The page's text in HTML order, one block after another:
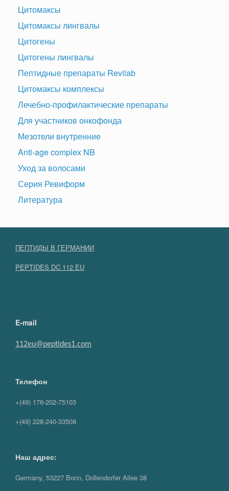
Цитомаксы
Цитомаксы лингвалы
Цитогены
Цитогены лингвалы
Пептидные препараты Revilab
Цитомаксы комплексы
Лечебно-профилактические препараты
Для участников онкофонда
Мезотели внутренние
Anti-age complex NB
Уход за волосами
Серия Ревиформ
Литература
ПЕПТИДЫ В ГЕРМАНИИ
PEPTIDES DC 112 EU
E-mail
112eu@peptides1.com
Телефон
+(49) 176-202-75103
+(49) 228-240-33508
Наш адрес:
Germany, 53227 Bonn, Dollendorfer Allee 38